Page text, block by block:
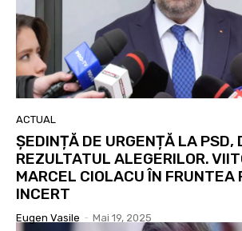
ACTUAL
ȘEDINȚĂ DE URGENȚĂ LA PSD,
REZULTATUL ALEGERILOR.
MARCEL CIOLACU ÎN FRUNTEA
INCERT
Eugen Vasile - Mai 19, 2025